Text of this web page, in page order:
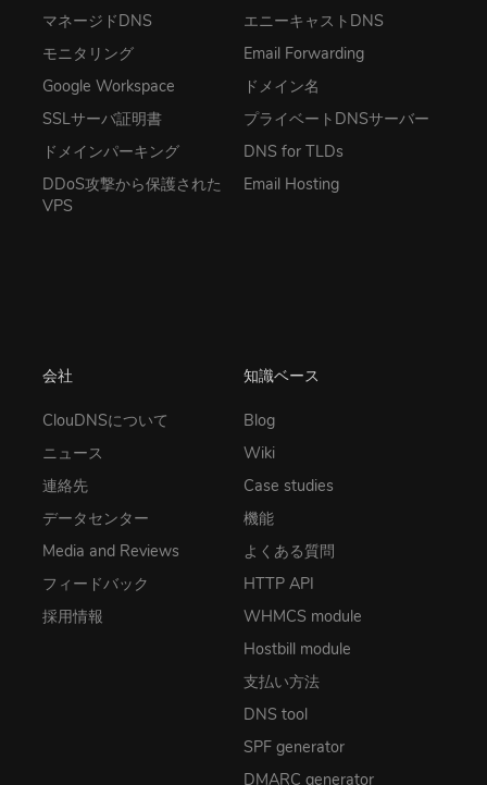
マネージドDNS
モニタリング
Google Workspace
SSLサーバ証明書
ドメインパーキング
DDoS攻撃から保護された
VPS
エニーキャストDNS
Email Forwarding
ドメイン名
プライベートDNSサーバー
DNS for TLDs
Email Hosting
会社
ClouDNSについて
ニュース
連絡先
データセンター
Media and Reviews
フィードバック
採用情報
知識ベース
Blog
Wiki
Case studies
機能
よくある質問
HTTP API
WHMCS module
Hostbill module
支払い方法
DNS tool
SPF generator
DMARC generator